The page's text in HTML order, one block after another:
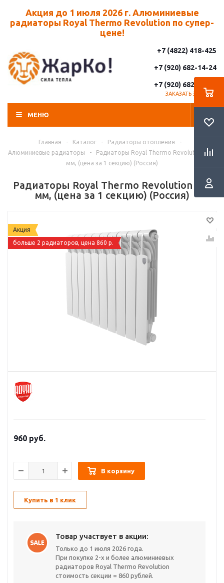
Акция до 1 июля 2026 г. Алюминиевые
радиаторы Royal Thermo Revolution по супер-
цене!
+7 (4822) 418-425
+7 (920) 682-14-24
+7 (920) 682-14-25
ЗАКАЗАТЬ ЗВОНОК
МЕНЮ
Главная - Каталог - Радиаторы отопления
-
Алюминиевые радиаторы
-
Радиаторы Royal Thermo Revolution 500
мм, (цена за 1 секцию) (Россия)
Радиаторы Royal Thermo Revolution 500
мм, (цена за 1 секцию) (Россия)
Акция
больше 2 радиаторов, цена 860 р.
960 руб.
В корзину
Купить в 1 клик
Товар участвует в акции:
Только до 1 июля 2026 года.
При покупке 2-х и более алюминиевых
радиаторов Royal Thermo Revolution
стоимость секции = 860 рублей.